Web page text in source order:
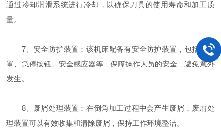
通过冷却润滑系统进行冷却，以确保刀具的使用寿命和加工质
量。
7、安全防护装置：该机床配备有安全防护装置，包括防护
罩、急停按钮、安全感应器等，保障操作人员的安全，避免意外
发生。
8、废屑处理装置：在倒角加工过程中会产生废屑，废屑处
理装置可以有效收集和清除废屑，保持工作环境整洁。